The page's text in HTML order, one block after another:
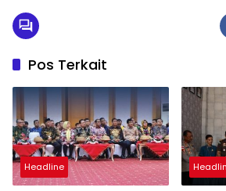
Pos Terkait
Headline